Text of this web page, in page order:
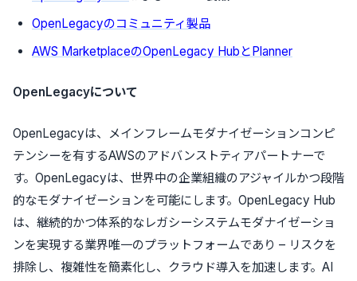
OpenLegacyのコミュニティ製品
AWS MarketplaceのOpenLegacy Hub とPlanner
OpenLegacyについて
OpenLegacyは、メインフレームモダナイゼーションコンピ
テンシーを有するAWSのアドバンストティアパートナーで
す。 OpenLegacyは、世界中の企業組織のアジャイルかつ段階
的なモダナイゼーションを可能にします。 OpenLegacy Hub
は、継続的かつ体系的なレガシーシステムモダナイゼーショ
ンを実現する業界唯一のプラットフォームであり – リスクを
排除し、複雑性を簡素化し、クラウド導入を加速します。 AI